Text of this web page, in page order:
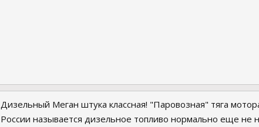
Дизельный Меган штука классная! "Паровозная" тяга
России называется дизельное топливо нормально еще не